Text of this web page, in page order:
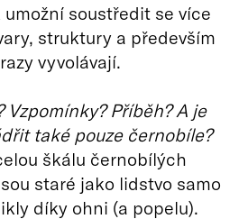
soustředit se více
struktury a především
vyvolávají.
Vzpomínky? Příběh? A je
také pouze černobíle?
škálu černobílých
staré jako lidstvo samo
díky ohni (a popelu).